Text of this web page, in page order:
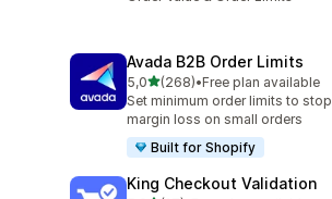
Avada B2B Order Limits
5,0av 5 stjerner
(268)
Totalt 268 omtaler
•Free plan available
Set minimum order limits to stop
margin loss on small orders
Built for Shopify
King Checkout Validation